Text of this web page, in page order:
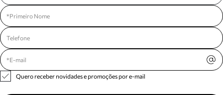
Quero receber novidades e promoções por e-mail